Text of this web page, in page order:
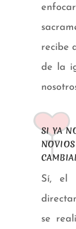
recibe
de la
SI YA
Sí, el
se